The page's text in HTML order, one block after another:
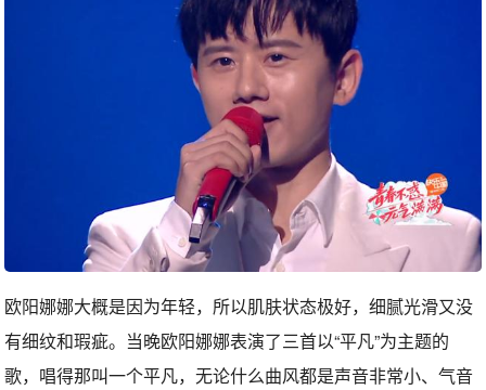
欧阳娜娜大概是因为年轻，所以肌肤状态极好，细腻光滑又没
有细纹和瑕疵。当晚欧阳娜娜表演了三首以“平凡”为主题的
歌，唱得那叫一个平凡，无论什么曲风都是声音非常小、气音